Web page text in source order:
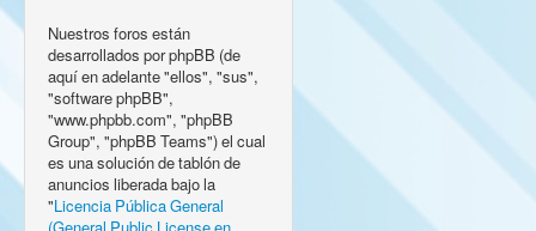
Nuestros foros están
desarrollados por phpBB (de
aquí en adelante "ellos", "sus",
"software phpBB",
"www.phpbb.com", "phpBB
Group", "phpBB Teams") el cual
es una solución de tablón de
anuncios liberada bajo la
" Licencia Pública General